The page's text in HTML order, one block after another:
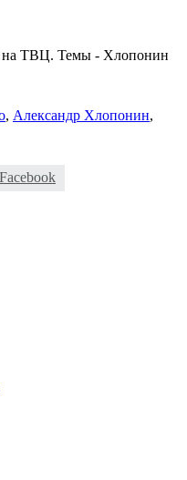
на ТВЦ. Темы - Хлопонин
, Александр Хлопонин,
Facebook